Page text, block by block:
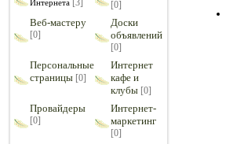
Интернета [3] [0]
Веб-мастеру
[0]
Доски
объявлений
[0]
Персональные
страницы [0]
Интернет
кафе и
клубы [0]
Провайдеры
[0]
Интернет-
маркетинг
[0]